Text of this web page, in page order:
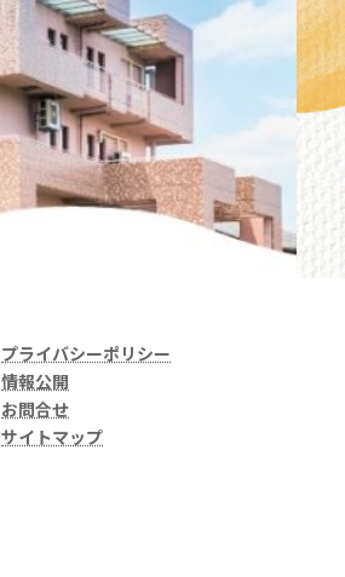
プライバシーポリシー
情報公開
お問合せ
サイトマップ